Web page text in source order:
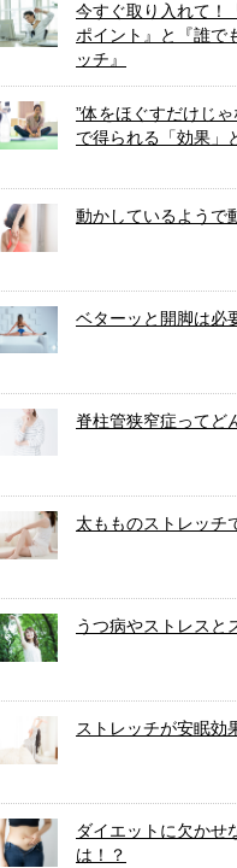
今すぐ取り入れて！
ポイント』と『誰で
ッチ』
”体をほぐすだけじ
で得られる「効果」
動かしているようで
ベターッと開脚は必
脊柱管狭窄症ってど
太もものストレッチ
うつ病やストレスと
ストレッチが安眠効
ダイエットに欠か
は！？